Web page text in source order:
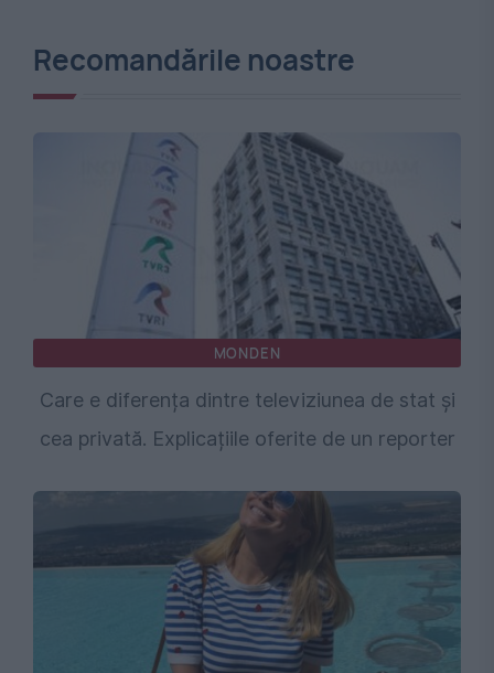
Recomandările noastre
MONDEN
Care e diferența dintre televiziunea de stat și
cea privată. Explicațiile oferite de un reporter